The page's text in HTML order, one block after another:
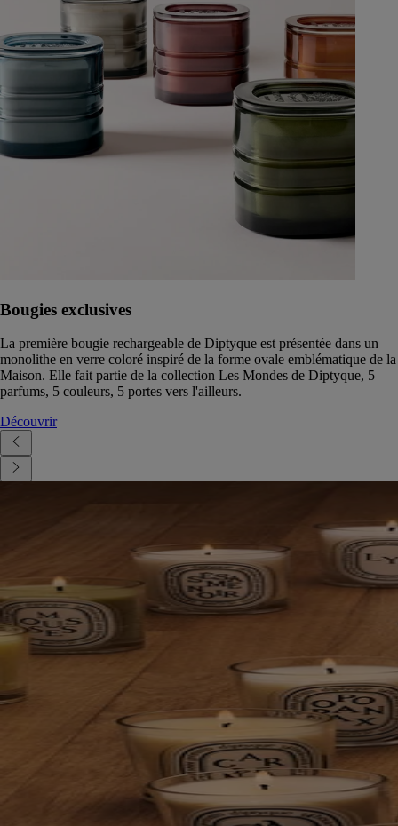
Bougies exclusives
La première bougie rechargeable de Diptyque est présentée dans un
monolithe en verre coloré inspiré de la forme ovale emblématique de la
Maison. Elle fait partie de la collection Les Mondes de Diptyque, 5
parfums, 5 couleurs, 5 portes vers l'ailleurs.
Découvrir